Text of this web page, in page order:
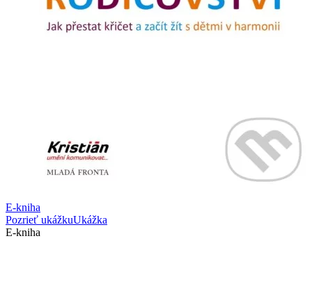
E-kniha
Pozrieť ukážkuUkážka
E-kniha